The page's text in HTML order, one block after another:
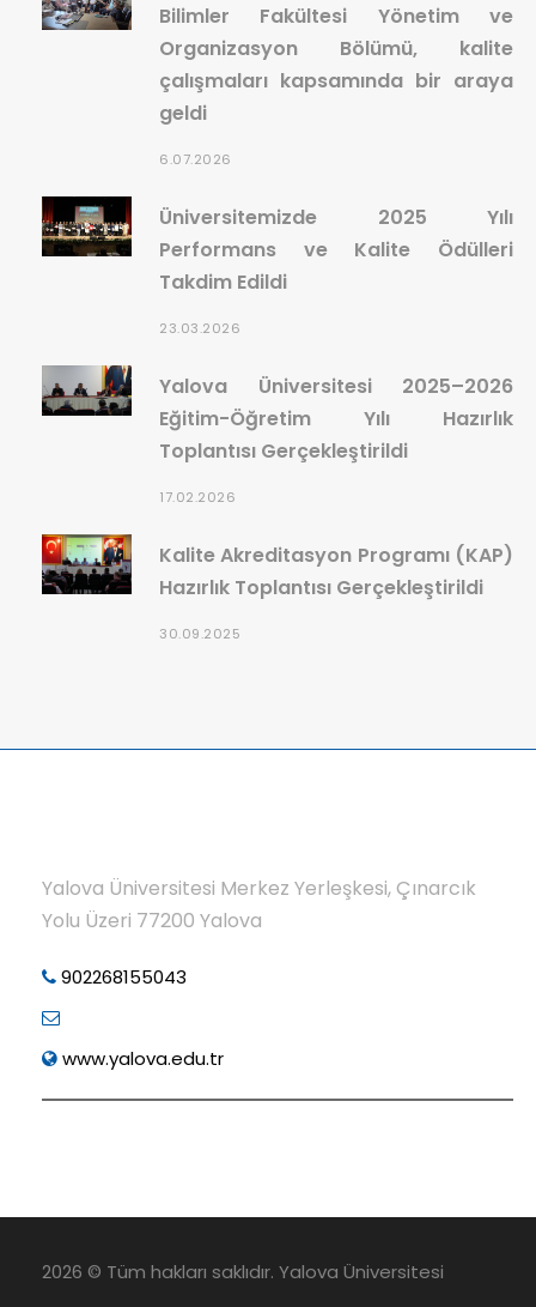
Bilimler Fakültesi Yönetim ve
Organizasyon Bölümü, kalite
çalışmaları kapsamında bir araya
geldi
6.07.2026
Üniversitemizde 2025 Yılı
Performans ve Kalite Ödülleri
Takdim Edildi
23.03.2026
Yalova Üniversitesi 2025–2026
Eğitim-Öğretim Yılı Hazırlık
Toplantısı Gerçekleştirildi
17.02.2026
Kalite Akreditasyon Programı (KAP)
Hazırlık Toplantısı Gerçekleştirildi
30.09.2025
Yalova Üniversitesi Merkez Yerleşkesi, Çınarcık
Yolu Üzeri 77200 Yalova
902268155043
www.yalova.edu.tr
2026 © Tüm hakları saklıdır. Yalova Üniversitesi